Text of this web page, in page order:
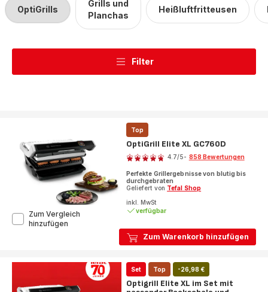
OptiGrills
Grills und
Planchas
Heißluftfritteusen
Filter
Zum Warenkorb hinzufügen
Top
OptiGrill Elite XL GC760D
Bewertung
4.7/5- 858 Bewertungen
Perfekte Grillergebnisse von blutig bis
durchgebraten
Geliefert von Tefal Shop
inkl. MwSt
verfügbar
Zum Vergleich
hinzufügen
Set Top -26,98 €
Optigrill Elite XL im Set mit